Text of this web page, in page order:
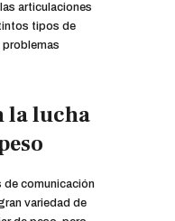
articulaciones
tipos de
la lucha
de comunicación
variedad de